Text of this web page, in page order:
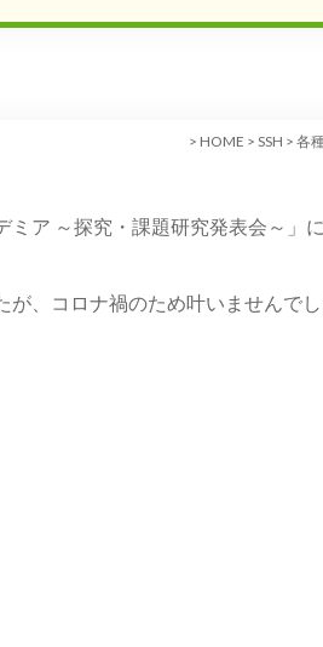
> HOME > SSH > 各
ア ～探究・課題研究発表会～」
、コロナ禍のため叶いませんで